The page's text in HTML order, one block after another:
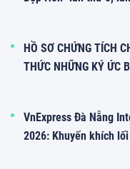
HỒ SƠ CHỨNG TÍCH
THỨC NHỮNG KÝ ỨC
VnExpress Đà Nẵng
2026: Khuyến khích